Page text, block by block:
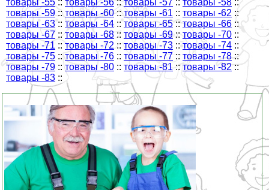
товары -55 :: товары -56 ::товары -57 :: товары -58 ::
товары -59 :: товары -60 ::товары -61 :: товары -62 ::
товары -63 :: товары -64 ::товары -65 :: товары -66 ::
товары -67 :: товары -68 :: товары -69 :: товары -70 ::
товары -71 :: товары -72 :: товары -73 ::товары -74 ::
товары -75 :: товары -76 :: товары -77 :: товары -78 ::
товары -79 :: товары -80 :: товары -81 ::товары -82 ::
товары -83 ::